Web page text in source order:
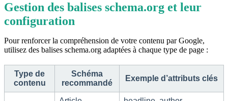
Gestion des balises schema.org et leur
configuration
Pour renforcer la compréhension de votre contenu par Google,
utilisez des balises schema.org adaptées à chaque type de page :
Type de
contenu
Schéma
recommandé
Exemple d’attributs clés